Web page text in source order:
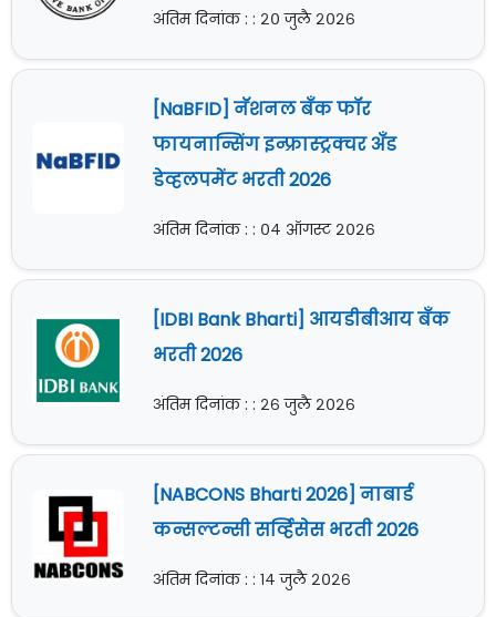
अंतिम दिनांक : : २० जुलै २०२६
[NaBFID] नॅशनल बँक फॉर
फायनान्सिंग इन्फ्रास्ट्रक्चर अँड
डेव्हलपमेंट भरती 2026
अंतिम दिनांक : : ०४ ऑगस्ट २०२६
[IDBI Bank Bharti] आयडीबीआय बँक
भरती 2026
अंतिम दिनांक : : २६ जुलै २०२६
[NABCONS Bharti 2026] नाबार्ड
कन्सल्टन्सी सर्व्हिसेस भरती 2026
अंतिम दिनांक : : १४ जुलै २०२६